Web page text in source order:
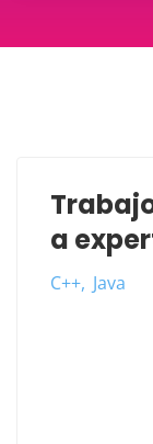
a
C++ Java